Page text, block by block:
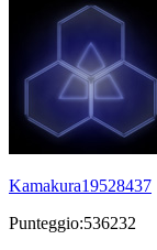
Kamakura19528437
Punteggio:536232